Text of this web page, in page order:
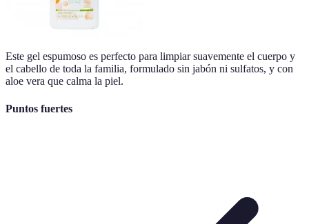
Este gel espumoso es perfecto para limpiar suavemente el cuerpo y
el cabello de toda la familia, formulado sin jabón ni sulfatos, y con
aloe vera que calma la piel.
Puntos fuertes